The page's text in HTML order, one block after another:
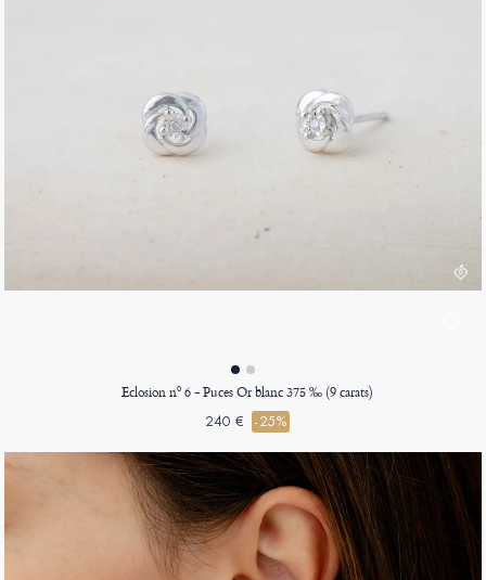
Eclosion nº 6 - Puces Or blanc 375 ‰ (9 carats)
240 € -25%